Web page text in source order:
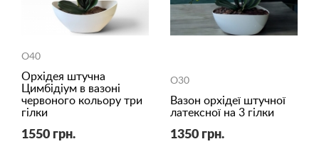
O40
Орхідея штучна
Цимбідіум в вазоні
червоного кольору три
гілки
1550 грн.
O30
Вазон орхідеї штучної
латексної на 3 гілки
1350 грн.